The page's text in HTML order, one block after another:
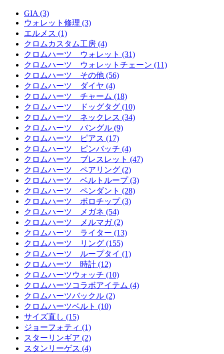
GIA (3)
ウォレット修理 (3)
エルメス (1)
クロムカスタム工房 (4)
クロムハーツ ウォレット (31)
クロムハーツ ウォレットチェーン (11)
クロムハーツ その他 (56)
クロムハーツ ダイヤ (4)
クロムハーツ チャーム (18)
クロムハーツ ドッグタグ (10)
クロムハーツ ネックレス (34)
クロムハーツ バングル (9)
クロムハーツ ピアス (17)
クロムハーツ ピンバッチ (4)
クロムハーツ ブレスレット (47)
クロムハーツ ペアリング (2)
クロムハーツ ベルトループ (3)
クロムハーツ ペンダント (28)
クロムハーツ ボロチップ (3)
クロムハーツ メガネ (54)
クロムハーツ メルマガ (2)
クロムハーツ ライター (13)
クロムハーツ リング (155)
クロムハーツ ループタイ (1)
クロムハーツ 時計 (12)
クロムハーツウォッチ (10)
クロムハーツコラボアイテム (4)
クロムハーツバックル (2)
クロムハーツベルト (10)
サイズ直し (15)
ジョーフォティ (1)
スターリンギア (2)
スタンリーゲス (4)